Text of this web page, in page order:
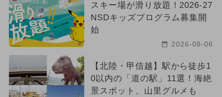
スキー場が滑り放題！2026-27
NSDキッズプログラム募集開
始
2026-08-06
【北陸・甲信越】駅から徒歩1
0以内の「道の駅」11選！海絶
景スポット、山里グルメも